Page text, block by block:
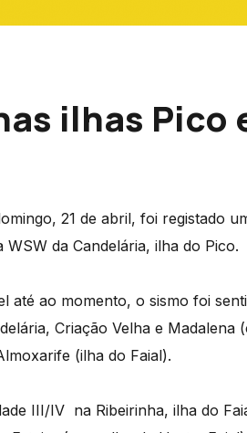
ilhas Pico
21 de abril, foi registado
da Candelária, ilha do Pico.
até ao momento, o sismo foi
Criação Velha e Madalena
(ilha do Faial).
III/IV na Ribeirinha, ilha do